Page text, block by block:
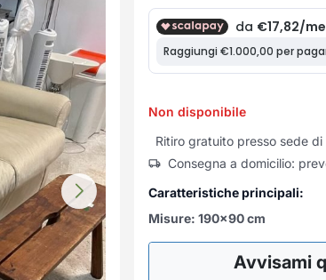
Non disponibile
Ritiro gratuito presso sede
Consegna a domicilio:
Caratteristiche principali:
Misure: 190x90 cm
Avvisami